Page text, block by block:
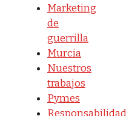
Marketing
de
guerrilla
Murcia
Nuestros
trabajos
Pymes
Responsabilidad